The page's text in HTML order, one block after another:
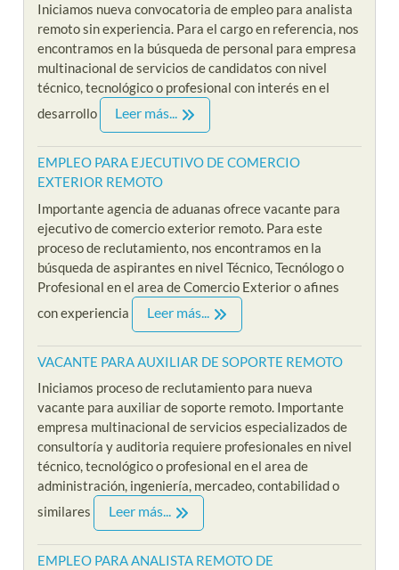
Iniciamos nueva convocatoria de empleo para analista
remoto sin experiencia. Para el cargo en referencia, nos
encontramos en la búsqueda de personal para empresa
multinacional de servicios de candidatos con nivel
técnico, tecnológico o profesional con interés en el
desarrollo
Leer más...
EMPLEO PARA EJECUTIVO DE COMERCIO
EXTERIOR REMOTO
Importante agencia de aduanas ofrece vacante para
ejecutivo de comercio exterior remoto. Para este
proceso de reclutamiento, nos encontramos en la
búsqueda de aspirantes en nivel Técnico, Tecnólogo o
Profesional en el area de Comercio Exterior o afines
con experiencia
Leer más...
VACANTE PARA AUXILIAR DE SOPORTE REMOTO
Iniciamos proceso de reclutamiento para nueva
vacante para auxiliar de soporte remoto. Importante
empresa multinacional de servicios especializados de
consultoría y auditoria requiere profesionales en nivel
técnico, tecnológico o profesional en el area de
administración, ingeniería, mercadeo, contabilidad o
similares
Leer más...
EMPLEO PARA ANALISTA REMOTO DE